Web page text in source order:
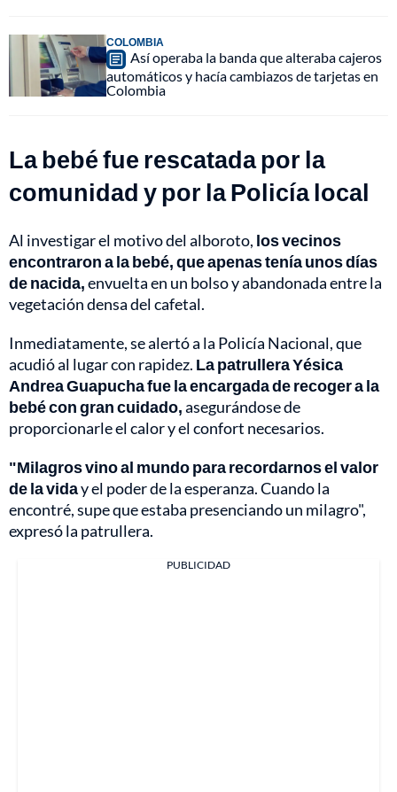
COLOMBIA
Así operaba la banda que alteraba cajeros
automáticos y hacía cambiazos de tarjetas en
Colombia
La bebé fue rescatada por la
comunidad y por la Policía local
Al investigar el motivo del alboroto, los vecinos
encontraron a la bebé, que apenas tenía unos días
de nacida,envuelta en un bolso y abandonada entre la
vegetación densa del cafetal.
Inmediatamente, se alertó a la Policía Nacional, que
acudió al lugar con rapidez. La patrullera Yésica
Andrea Guapucha fue la encargada de recoger a la
bebé con gran cuidado,asegurándose de
proporcionarle el calor y el confort necesarios.
"Milagros vino al mundo para recordarnos el valor
de la viday el poder de la esperanza. Cuando la
encontré, supe que estaba presenciando un milagro",
expresó la patrullera.
PUBLICIDAD